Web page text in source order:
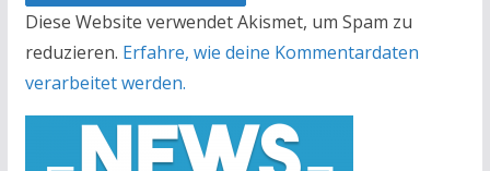
Diese Website verwendet Akismet, um Spam zu
reduzieren. Erfahre, wie deine Kommentardaten
verarbeitet werden.